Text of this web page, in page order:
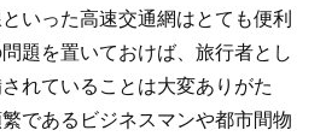
いった高速交通網はとても便利
題を置いておけば、旅行者とし
れていることは大変ありがた
であるビジネスマンや都市間物